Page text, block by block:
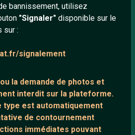
bannissement, utilisez
"Signaler" disponible sur le
sur :
signalement
la demande de photos et
interdit sur la plateforme.
type est automatiquement
de contournement
immédiates pouvant